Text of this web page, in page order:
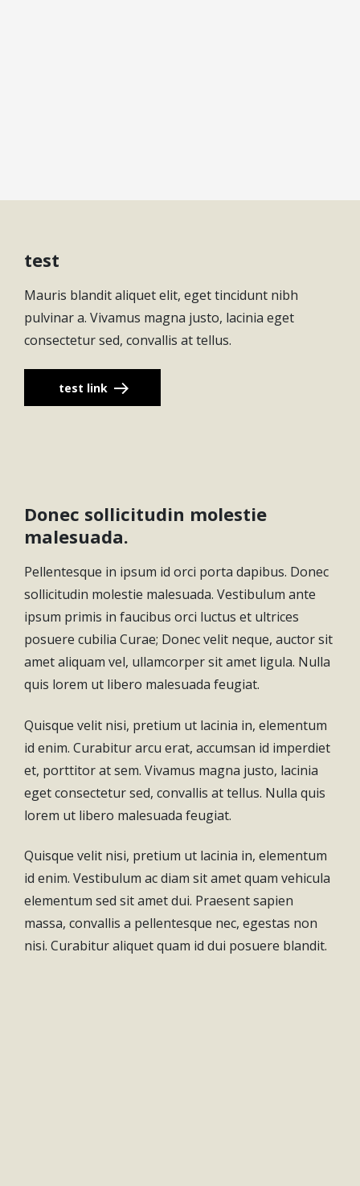
test
Mauris blandit aliquet elit, eget tincidunt nibh
pulvinar a. Vivamus magna justo, lacinia eget
consectetur sed, convallis at tellus.
test link
Donec sollicitudin molestie
malesuada.
Pellentesque in ipsum id orci porta dapibus. Donec
sollicitudin molestie malesuada. Vestibulum ante
ipsum primis in faucibus orci luctus et ultrices
posuere cubilia Curae; Donec velit neque, auctor sit
amet aliquam vel, ullamcorper sit amet ligula. Nulla
quis lorem ut libero malesuada feugiat.
Quisque velit nisi, pretium ut lacinia in, elementum
id enim. Curabitur arcu erat, accumsan id imperdiet
et, porttitor at sem. Vivamus magna justo, lacinia
eget consectetur sed, convallis at tellus. Nulla quis
lorem ut libero malesuada feugiat.
Quisque velit nisi, pretium ut lacinia in, elementum
id enim. Vestibulum ac diam sit amet quam vehicula
elementum sed sit amet dui. Praesent sapien
massa, convallis a pellentesque nec, egestas non
nisi. Curabitur aliquet quam id dui posuere blandit.